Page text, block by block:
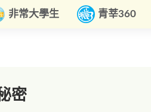
非常大學生 青莘360
密